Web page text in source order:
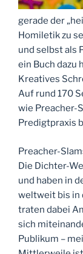
gerade der
Homiletik zu
und selbst als
ein Buch dazu
Kreatives
Auf rund 170
wie Preacher-
Predigtpraxis
Preacher-
Die Dichter-
und haben in
weltweit bis in
traten dabei
sich
Publikum –